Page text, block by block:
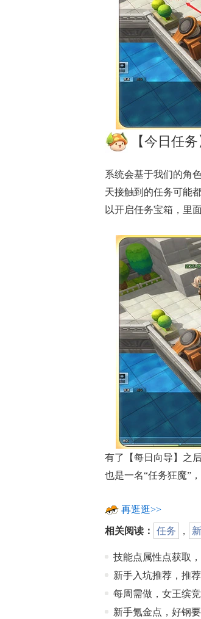
【今日任务
系统会基于我们的角
天接触到的任务可能
以开启任务宝箱，里
有了【每日向导】之
也是一名“任务狂魔”
再逛逛>>
相关阅读： 任务 ，
技能点属性点获取
新手入坑推荐，推
每周需做，女王缤
新手氪金点，好钢